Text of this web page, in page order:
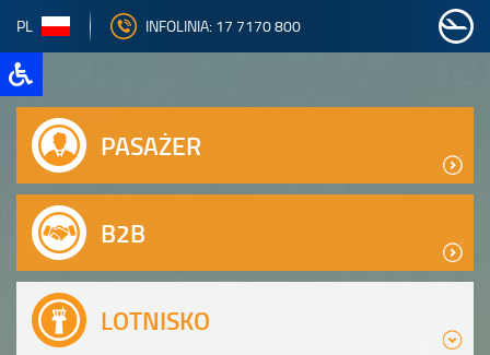
PL INFOLINIA: 17 7170 800
PASAŻER
B2B
LOTNISKO